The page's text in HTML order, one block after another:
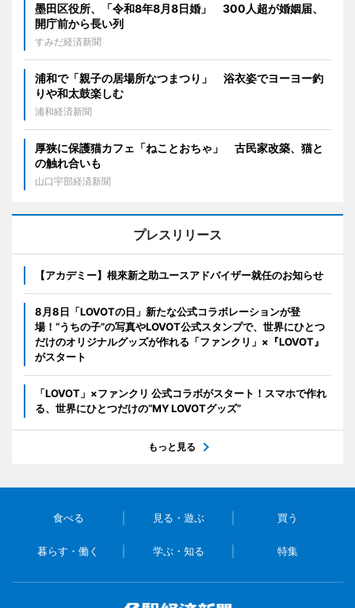
墨田区役所、「令和8年8月8日婚」 300人超が婚姻届、
開庁前から長い列
すみだ経済新聞
浦和で「親子の居場所なつまつり」 浴衣姿でヨーヨー釣
りや和太鼓楽しむ
浦和経済新聞
厚狭に保護猫カフェ「ねことおちゃ」 古民家改築、猫と
の触れ合いも
山口宇部経済新聞
プレスリリース
【アカデミー】根來新之助ユースアドバイザー就任のお知らせ
8月8日「LOVOTの日」新たな公式コラボレーションが登
場！“うちの子”の写真やLOVOT公式スタンプで、世界にひとつ
だけのオリジナルグッズが作れる「ファンクリ」×『LOVOT』
がスタート
「LOVOT」×ファンクリ 公式コラボがスタート！スマホで作れ
る、世界にひとつだけの“MY LOVOTグッズ”
もっと見る
食べる 見る・遊ぶ 買う
暮らす・働く 学ぶ・知る 特集